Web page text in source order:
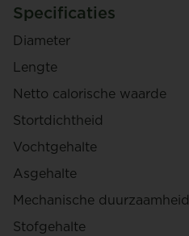
Specificaties
Diameter
Lengte
Netto calorische waarde
Stortdichtheid
Vochtgehalte
Asgehalte
Mechanische duurzaamheid
Stofgehalte